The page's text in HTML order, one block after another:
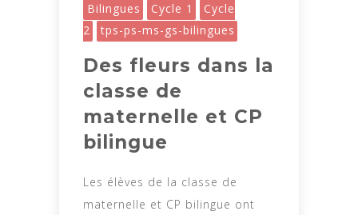
Bilingues Cycle 1
Cycle
2
tps-ps-ms-gs-bilingues
Des fleurs dans la
classe de
maternelle et CP
bilingue
Les élèves de la classe de
maternelle et CP bilingue ont